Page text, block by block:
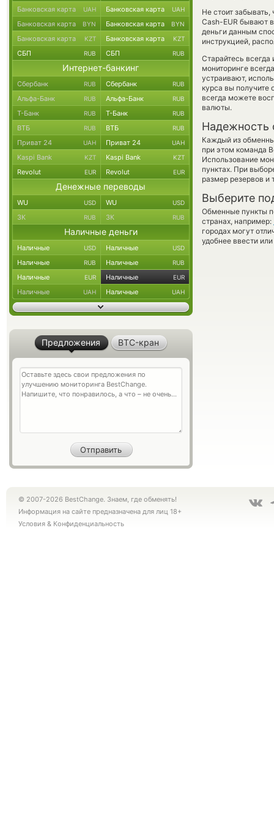
Не стоит
Cash-EUR бывают
деньги данным
инструкцией,
Старайтесь всегда
мониторинге
устраивают,
курса вы получите
всегда можете
валюты.
Надежность
Каждый из
при этом команда
Использование
пунктах. При
размер резервов и
Выберите
Обменные пункты
странах, например:
городах могут
удобнее ввести
Банковская карта UAH Банковская карта UAH
Банковская карта BYN Банковская карта BYN
Банковская карта KZT Банковская карта KZT
СБП RUB СБП RUB
Интернет-банкинг
Сбербанк RUB Сбербанк RUB
Альфа-Банк RUB Альфа-Банк RUB
Т-Банк RUB Т-Банк RUB
ВТБ RUB ВТБ RUB
Приват 24 UAH Приват 24 UAH
Kaspi Bank KZT Kaspi Bank KZT
Revolut EUR Revolut EUR
Денежные переводы
WU USD WU USD
ЗК RUB ЗК RUB
Наличные деньги
Наличные USD Наличные USD
Наличные RUB Наличные RUB
Наличные EUR Наличные EUR
Наличные UAH Наличные UAH
Предложения BTC-кран
© 2007-2026 BestChange. Знаем, где обменять!
Информация на сайте предназначена для лиц 18+
Условия & Конфиденциальность